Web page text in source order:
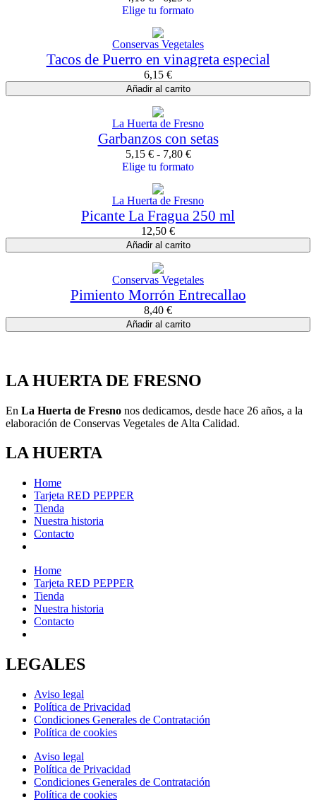
Elige tu formato
Conservas Vegetales
Tacos de Puerro en vinagreta especial
6,15 €
Añadir al carrito
La Huerta de Fresno
Garbanzos con setas
5,15 €- 7,80 €
Elige tu formato
La Huerta de Fresno
Picante La Fragua 250 ml
12,50 €
Añadir al carrito
Conservas Vegetales
Pimiento Morrón Entrecallao
8,40 €
Añadir al carrito
LA HUERTA DE FRESNO
En La Huerta de Fresno nos dedicamos, desde hace 26 años, a la
elaboración de Conservas Vegetales de Alta Calidad.
LA HUERTA
Home
Tarjeta RED PEPPER
Tienda
Nuestra historia
Contacto
Home
Tarjeta RED PEPPER
Tienda
Nuestra historia
Contacto
LEGALES
Aviso legal
Política de Privacidad
Condiciones Generales de Contratación
Política de cookies
Aviso legal
Política de Privacidad
Condiciones Generales de Contratación
Política de cookies